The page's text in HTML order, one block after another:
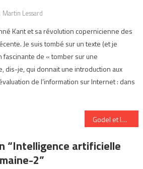
Martin Lessard
Kant et sa révolution copernicienne des
Je suis tombé sur un texte (et je
de « tomber sur une
dis-je, qui donnait une introduction aux
de l’information sur Internet : dans
Godel et le web semantique
“Intelligence artificielle
2”